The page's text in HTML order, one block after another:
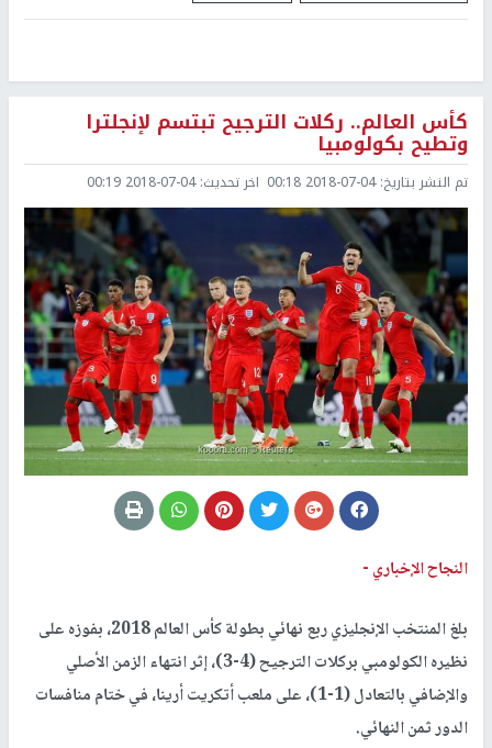
كأس العالم.. ركلات الترجيح تبتسم لإنجلترا
وتطيح بكولومبيا
تم النشر بتاريخ:2018-07-04 00:18 اخر تحديث:2018-07-04 00:19
النجاح الإخباري -
بلغ المنتخب الإنجليزي ربع نهائي بطولة كأس العالم 2018، بفوزه على
نظيره الكولومبي بركلات الترجيح (4-3)، إثر انتهاء الزمن الأصلي
والإضافي بالتعادل (1-1)، على ملعب أتكريت أرينا، في ختام منافسات
الدور ثمن النهائي.